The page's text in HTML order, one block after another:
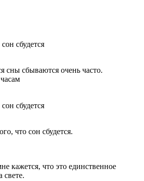
сбудется
сны сбываются очень часто.
сбудется
что сон сбудется.
кажется, что это единственное
свете.